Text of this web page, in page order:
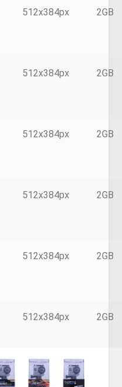
512x384px 2GB
512x384px 2GB
512x384px 2GB
512x384px 2GB
512x384px 2GB
512x384px 2GB